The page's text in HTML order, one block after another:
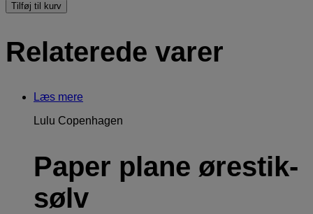
Tilføj til kurv
Relaterede varer
Læs mere
Lulu Copenhagen
Paper plane ørestik-
sølv